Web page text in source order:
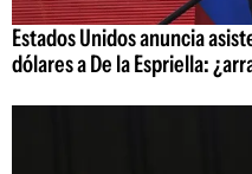
Estados Unidos anuncia
dólares a De la Espriella: